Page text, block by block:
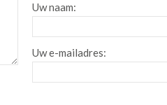
Uw naam:
Uw e-mailadres: